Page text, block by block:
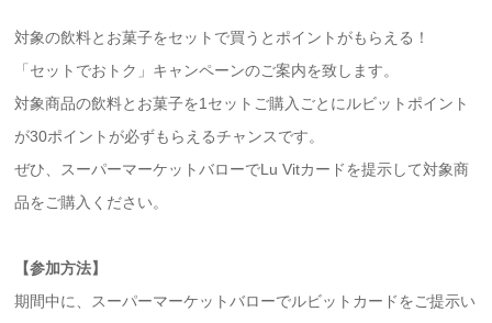
対象の飲料とお菓子をセットで買うとポイントがもらえる！
「セットでおトク」キャンペーンのご案内を致します。
対象商品の飲料とお菓子を1セットご購入ごとにルビットポイント
が30ポイントが必ずもらえるチャンスです。
ぜひ、スーパーマーケットバローでLu Vitカードを提示して対象商
品をご購入ください。
【参加方法】
期間中に、スーパーマーケットバローでルビットカードをご提示い